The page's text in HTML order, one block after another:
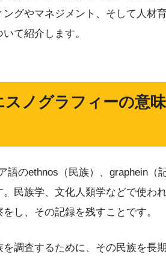
グやマネジメント、そして人材
て紹介します。
ノグラフィーの意
語のethnos（民族）、graphein（
民族学、文化人類学などで使わ
し、その記録を残すことです。
調査するために、その民族を長